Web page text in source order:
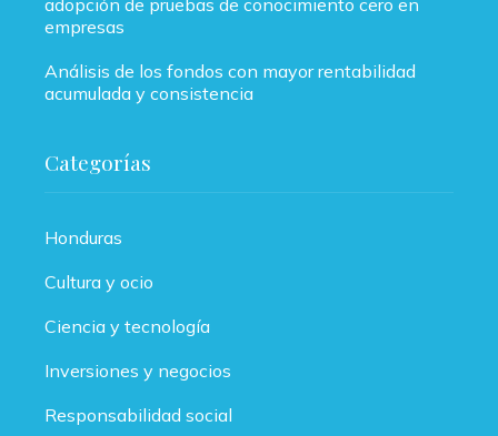
adopción de pruebas de conocimiento cero en
empresas
Análisis de los fondos con mayor rentabilidad
acumulada y consistencia
Categorías
Honduras
Cultura y ocio
Ciencia y tecnología
Inversiones y negocios
Responsabilidad social